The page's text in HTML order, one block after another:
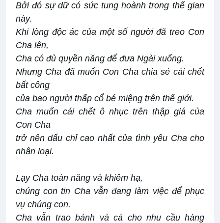
Bởi đó sự dữ có sức tung hoành trong thế gian
này.
Khi lòng độc ác của một số người đã treo Con
Cha lên,
Cha có đủ quyền năng để đưa Ngài xuống.
Nhưng Cha đã muốn Con Cha chia sẻ cái chết
bất công
của bao người thấp cổ bé miệng trên thế giới.
Cha muốn cái chết ô nhục trên thập giá của
Con Cha
trở nên dấu chỉ cao nhất của tình yêu Cha cho
nhân loại.
Lạy Cha toàn năng và khiêm hạ,
chúng con tin Cha vẫn đang làm việc để phục
vụ chúng con.
Cha vẫn trao bánh và cá cho nhu cầu hàng